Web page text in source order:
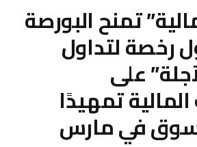
تمنح البورصة
رخصة لتداول
على
تمهيدًا
في مارس